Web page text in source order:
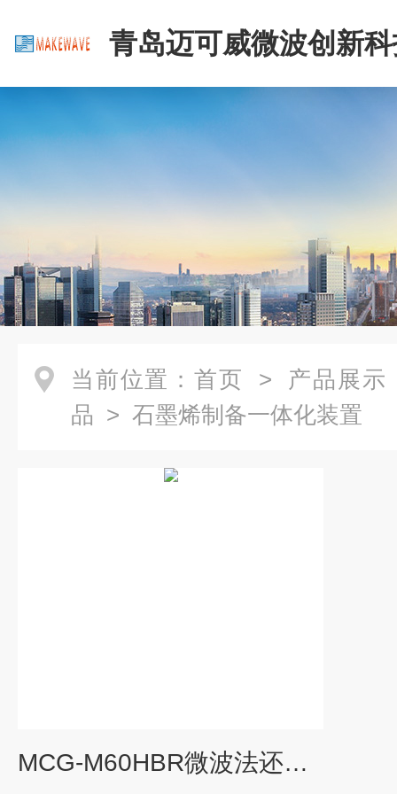
青岛迈可威微波创新
公司
当前位置： 首页 > 产品展示
品 > 石墨烯制备一体化装置
MCG-M60HBR微波法还原氧化石墨烯成套设备